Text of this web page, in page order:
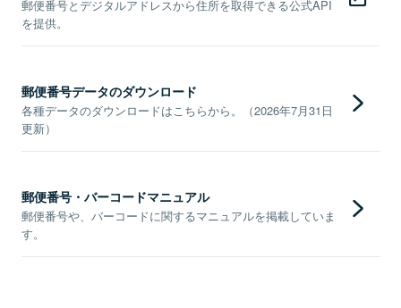
郵便番号とデジタルアドレスから住所を取得できる公式API
を提供。
郵便番号データのダウンロード
各種データのダウンロードはこちらから。（2026年7月31日
更新）
郵便番号・バーコードマニュアル
郵便番号や、バーコードに関するマニュアルを掲載していま
す。